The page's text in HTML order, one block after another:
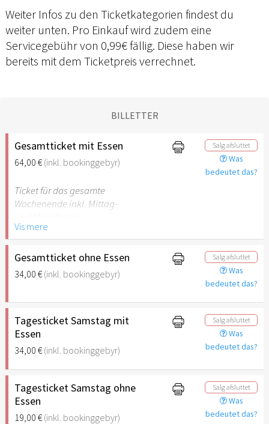
Weiter Infos zu den Ticketkategorien findest du
weiter unten. Pro Einkauf wird zudem eine
Servicegebühr von 0,99€ fällig. Diese haben wir
bereits mit dem Ticketpreis verrechnet.
BILLETTER
Gesamtticket mit Essen
64,00 €(inkl. bookinggebyr)
Salg afsluttet
Was
bedeutet das?
Ticket für das gesamte
Wochenende inkl. Mittag-
Vis mere
Gesamtticket ohne Essen
34,00 €(inkl. bookinggebyr)
Salg afsluttet
Was
bedeutet das?
Tagesticket Samstag mit
Essen
34,00 €(inkl. bookinggebyr)
Salg afsluttet
Was
bedeutet das?
Tagesticket Samstag ohne
Essen
19,00 €(inkl. bookinggebyr)
Salg afsluttet
Was
bedeutet das?